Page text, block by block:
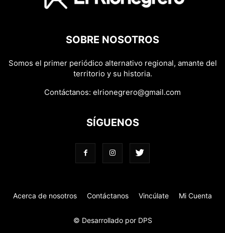
SOBRE NOSOTROS
Somos el primer periódico alternativo regional, amante del
territorio y su historia.
Contáctanos: elrionegrero@gmail.com
SÍGUENOS
Acerca de nosotros Contáctanos Vincúlate Mi Cuenta
© Desarrollado por DPS